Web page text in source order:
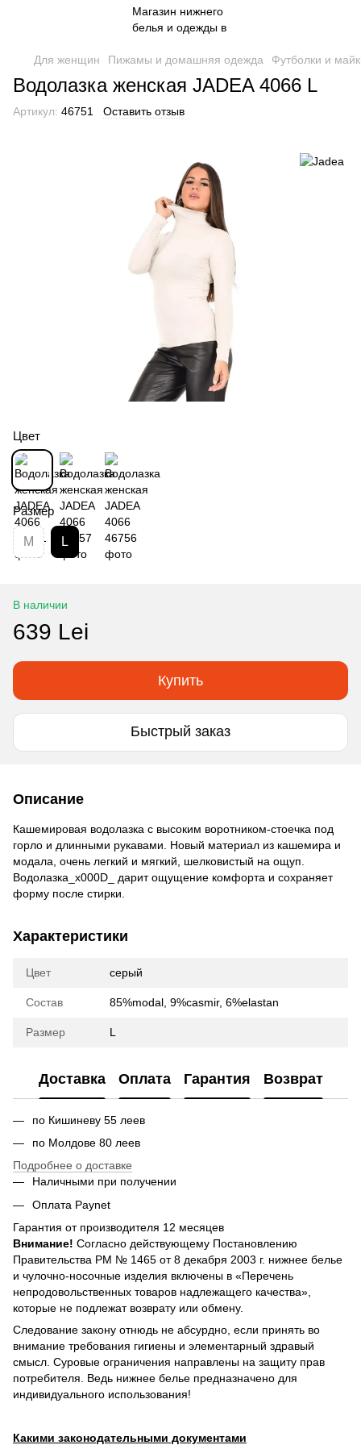
Для женщин Пижамы и домашняя одежда Футболки и
Водолазка женская JADEA 4066 L
Артикул: 46751 Оставить отзыв
Цвет
Размер
M L
В наличии
639 Lei
Купить
Быстрый заказ
Описание
Кашемировая водолазка с высоким воротником-стоечка под
горло и длинными рукавами. Новый материал из кашемира и
модала, очень легкий и мягкий, шелковистый на ощуп.
Водолазка_x000D_ дарит ощущение комфорта и сохраняет
форму после стирки.
Характеристики
Цвет серый
Состав 85%modal, 9%casmir, 6%elastan
Размер L
Доставка Оплата Гарантия Возврат
по Кишиневу 55 леев
по Молдове 80 леев
Подробнее о доставке
Наличными при получении
Оплата Paynet
Гарантия от производителя 12 месяцев
Внимание! Согласно действующему Постановлению
Правительства РМ № 1465 от 8 декабря 2003 г. нижнее белье
и чулочно-носочные изделия включены в «Перечень
непродовольственных товаров надлежащего качества»,
которые не подлежат возврату или обмену.
Следование закону отнюдь не абсурдно, если принять во
внимание требования гигиены и элементарный здравый
смысл. Суровые ограничения направлены на защиту прав
потребителя. Ведь нижнее белье предназначено для
индивидуального использования!
Какими законодательными документами